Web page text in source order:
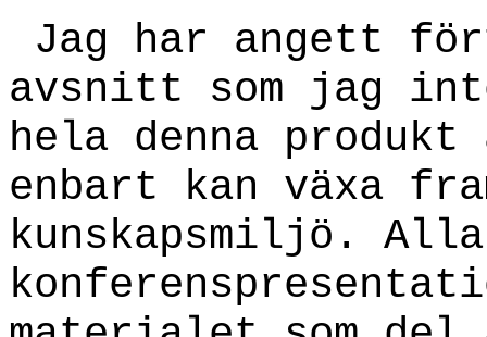
Jag har angett
avsnitt som jag
hela denna
enbart kan växa
kunskapsmiljö.